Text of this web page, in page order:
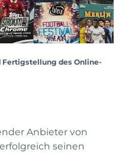
Fertigstellung des Online-
Anbieter von
seinen